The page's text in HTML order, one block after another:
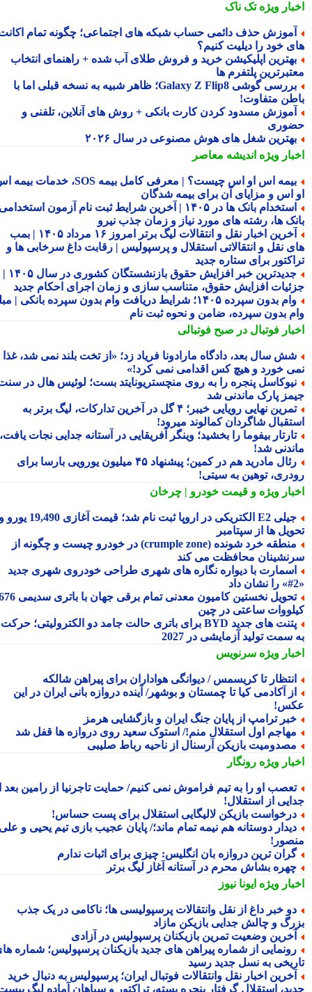
ویژهتک ناک
حذف دائمی حساب شبکه های اجتماعی؛ چگونه تمام اکانت
خود را دیلیت کنیم؟
اپلیکیشن خرید و فروش طلای آب شده + راهنمای انتخاب
پلتفرم ها
بررسی گوشی Galaxy Z Flip8؛ ظاهر شبیه به نسخه قبلی اما با
متفاوت!
مسدود کردن کارت بانکی + روش های آنلاین، تلفنی و
شغل های هوش مصنوعی در سال ۲۰۲۶
ویژهاندیشه معاصر
بیمه اس او اس چیست؟ | معرفی کامل بیمه SOS، خدمات بیمه اس
اس و مزایای آن برای بیمه شدگان
استخدام بانک ها در ۱۴۰۵ | آخرین شرایط ثبت نام آزمون استخدامی
ها، رشته های مورد نیاز و زمان جذب نیرو
آخرین اخبار نقل و انتقالات لیگ برتر امروز ۱۶ مرداد ۱۴۰۵ | بمب
نقل و انتقالاتی استقلال و پرسپولیس | رقابت داغ سرخابی ها و
برای ستاره جدید
جدیدترین خبر افزایش حقوق بازنشستگان کشوری در سال ۱۴۰۵ |
افزایش حقوق، متناسب سازی و زمان اجرای احکام جدید
وام بدون سپرده ۱۴۰۵؛ شرایط دریافت وام بدون سپرده بانکی | مبلغ
بدون سپرده، ضامن و نحوه ثبت نام
فوتبال در صبح فوتبالی
سال بعد، دادگاه مارادونا فریاد زد؛ «از تخت بلند نمی شد، غذا
خورد و هیچ کس اقدامی نمی کرد!»
پنجره را به روی منچستریونایتد بست؛ لوئیس هال در سنت
پارک ماندنی شد
تمرین نهایی رویایی خیبر؛ ۴ گل در آخرین تدارکات، لیگ برتر به
شاگردان کمالوند میرود!
بیفوما را بخشید؛ وینگر آفریقایی در آستانه جدایی نجات یافت،
شد!
رئال مادرید هم در کمین؛ پیشنهاد ۴۵ میلیون یورویی بارسا برای
توهین به سیتی!
ویژهو قیمت خودرو | چرخان
جیلی E2 الکتریکی در اروپا ثبت نام شد؛ قیمت آغازی 19,490 یورو و
ها از سپتامبر
منطقه خرد شونده (crumple zone) در خودرو چیست و چگونه از
محافظت می کند
با دیواره نگاره های شهری طراحی خودروی شهری جدید
تحویل نخستین کامیون معدنی تمام برقی جهان با باتری سدیمی 676
ساعتی در چین
پتنت های جدید BYD برای باتری حالت جامد دو الکترولیتی؛ حرکت
سمت تولید آزمایشی در 2027
ویژهسرنویس
تا کریسمس / دیوانگی هواداران برای پیراهن شالکه
آکادمی کیا تا چمستان و بوشهر/ آینده دروازه بانی ایران در این
ترامپ از پایان جنگ ایران و بازگشایی هرمز
اول استقلال منم!/ استوک سعید روی دروازه ها قفل شد
بازیکن آرسنال از ناحیه رباط صلیبی
ویژهرونگار
او را به تیم فراموش نمی کنیم/ حمایت تاجرنیا از رامین بعد از
از استقلال!
بازیکن لالیگایی استقلال برای پست حساس!
دوستانه هم نیمه تمام ماند؛/ پایان عجیب بازی تیم یحیی و علی
ترین دروازه بان انگلیس: چیزی برای اثبات ندارم
بشاش محرم در آستانه آغاز لیگ برتر
ویژهایونا نیوز
خبر داغ از نقل وانتقالات پرسپولیسی ها؛ ناکامی در یک جذب
و چالش جدایی بازیکن مازاد
وضعیت تمرین بازیکنان پرسپولیس در آزادی
از شماره پیراهن های جدید بازیکنان پرسپولیس؛ شماره های
به نسل جدید رسید
اخبار نقل وانتقالات فوتبال ایران؛ پرسپولیس به دنبال خرید
استقلال گرفتار پنجره بسته، تراکتور و سپاهان آماده لیگ بیست